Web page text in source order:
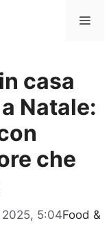
casa
Natale:
che
5:04Food &